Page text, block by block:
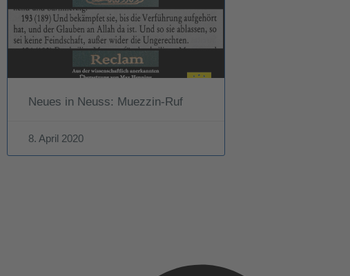
Neues in Neuss: Muezzin-Ruf
8. April 2020